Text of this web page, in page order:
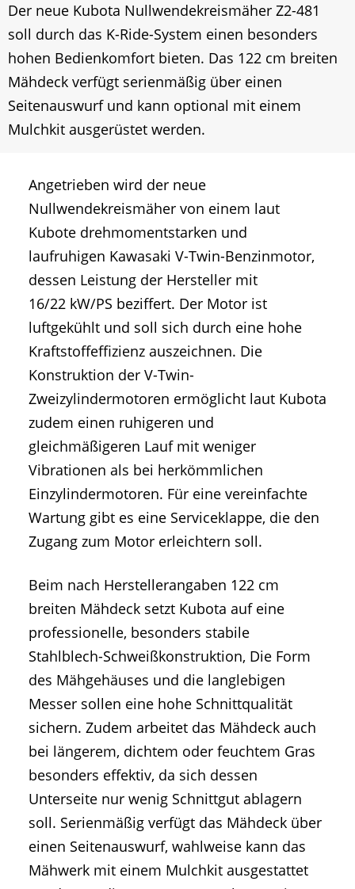
Der neue Kubota Nullwendekreismäher Z2-481
soll durch das K-Ride-System einen besonders
hohen Bedienkomfort bieten. Das 122 cm breiten
Mähdeck verfügt serienmäßig über einen
Seitenauswurf und kann optional mit einem
Mulchkit ausgerüstet werden.
Angetrieben wird der neue
Nullwendekreismäher von einem laut
Kubote drehmomentstarken und
laufruhigen Kawasaki V-Twin-Benzinmotor,
dessen Leistung der Hersteller mit
16/22 kW/PS beziffert. Der Motor ist
luftgekühlt und soll sich durch eine hohe
Kraftstoffeffizienz auszeichnen. Die
Konstruktion der V-Twin-
Zweizylindermotoren ermöglicht laut Kubota
zudem einen ruhigeren und
gleichmäßigeren Lauf mit weniger
Vibrationen als bei herkömmlichen
Einzylindermotoren. Für eine vereinfachte
Wartung gibt es eine Serviceklappe, die den
Zugang zum Motor erleichtern soll.
Beim nach Herstellerangaben 122 cm
breiten Mähdeck setzt Kubota auf eine
professionelle, besonders stabile
Stahlblech-Schweißkonstruktion, Die Form
des Mähgehäuses und die langlebigen
Messer sollen eine hohe Schnittqualität
sichern. Zudem arbeitet das Mähdeck auch
bei längerem, dichtem oder feuchtem Gras
besonders effektiv, da sich dessen
Unterseite nur wenig Schnittgut ablagern
soll. Serienmäßig verfügt das Mähdeck über
einen Seitenauswurf, wahlweise kann das
Mähwerk mit einem Mulchkit ausgestattet